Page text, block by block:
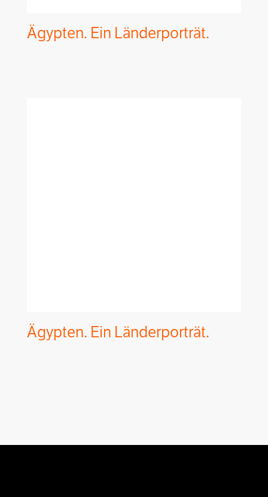
Ägypten. Ein Länderporträt.
Ägypten. Ein Länderporträt.